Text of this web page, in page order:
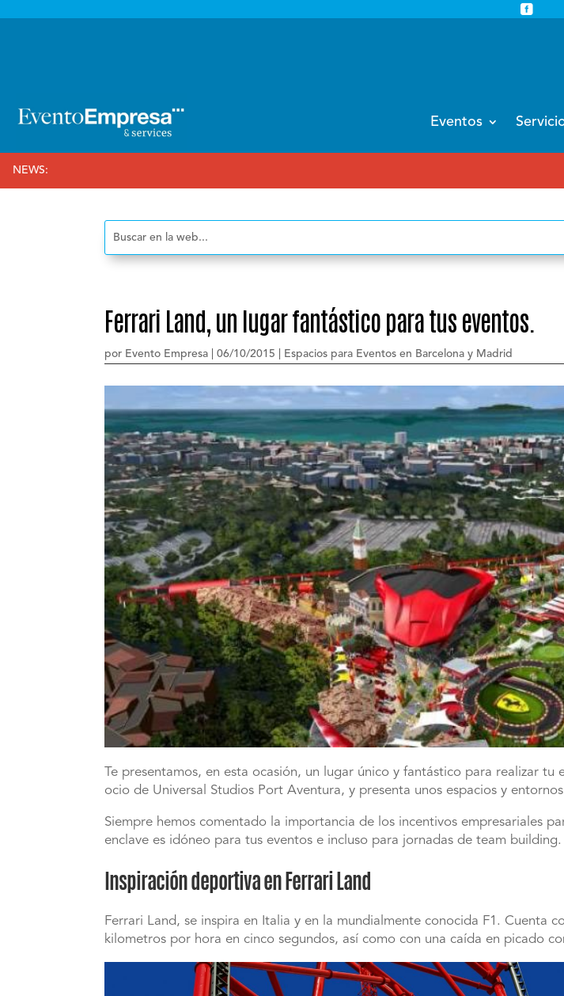

Eventos
NEWS:
Ferrari Land, un lugar fantástico para tus eventos.
por Evento Empresa 06/10/2015 Espacios para Eventos en Barcelona y Madrid
Te presentamos, en esta ocasión, un lugar único y fantástico para realizar
ocio de Universal Studios Port Aventura, y presenta unos espacios y
Siempre hemos comentado la importancia de los incentivos empresariales
enclave es idóneo para tus eventos e incluso para jornadas de team
Inspiración deportiva en Ferrari Land
Ferrari Land, se inspira en Italia y en la mundialmente conocida F1. Cuenta
kilometros por hora en cinco segundos, así como con una caída en picado